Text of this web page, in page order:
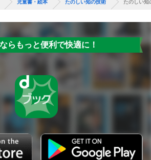
児童書・絵本 たのしい知の技術 たのしい知
らもっと便利で快適に！